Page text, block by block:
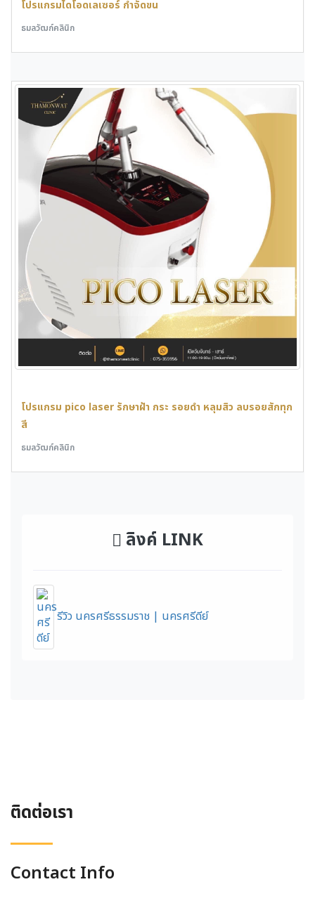
โปรแกรมไดโอดเลเซอร์ กำจัดขน
ธมลวัฒก์คลินิก
โปรแกรม pico laser รักษาฝ้า กระ รอยดำ หลุมสิว ลบรอยสักทุก
สี
ธมลวัฒก์คลินิก
ลิงค์ LINK
รีวิว นครศรีธรรมราช | นครศรีดีย์
ติดต่อเรา
Contact Info